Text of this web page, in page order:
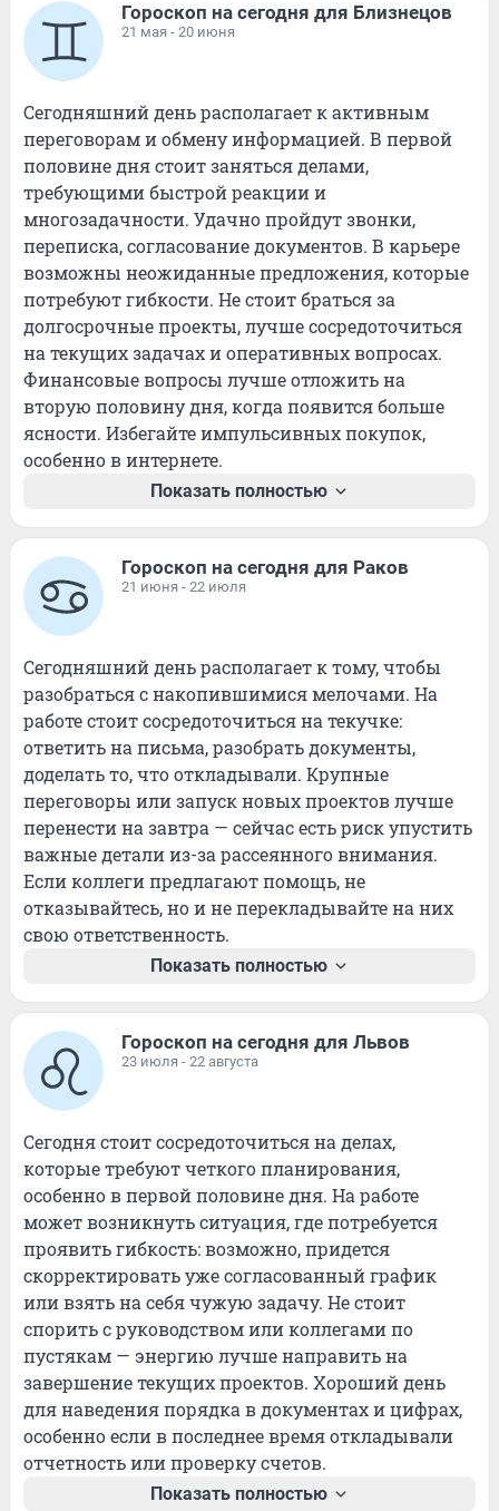
Гороскоп на сегодня для Близнецов
21 мая - 20 июня
Сегодняшний день располагает к активным
переговорам и обмену информацией. В первой
половине дня стоит заняться делами,
требующими быстрой реакции и
многозадачности. Удачно пройдут звонки,
переписка, согласование документов. В карьере
возможны неожиданные предложения, которые
потребуют гибкости. Не стоит браться за
долгосрочные проекты, лучше сосредоточиться
на текущих задачах и оперативных вопросах.
Финансовые вопросы лучше отложить на
вторую половину дня, когда появится больше
ясности. Избегайте импульсивных покупок,
особенно в интернете.
Показать полностью
Гороскоп на сегодня для Раков
21 июня - 22 июля
Сегодняшний день располагает к тому, чтобы
разобраться с накопившимися мелочами. На
работе стоит сосредоточиться на текучке:
ответить на письма, разобрать документы,
доделать то, что откладывали. Крупные
переговоры или запуск новых проектов лучше
перенести на завтра — сейчас есть риск упустить
важные детали из-за рассеянного внимания.
Если коллеги предлагают помощь, не
отказывайтесь, но и не перекладывайте на них
свою ответственность.
Показать полностью
Гороскоп на сегодня для Львов
23 июля - 22 августа
Сегодня стоит сосредоточиться на делах,
которые требуют четкого планирования,
особенно в первой половине дня. На работе
может возникнуть ситуация, где потребуется
проявить гибкость: возможно, придется
скорректировать уже согласованный график
или взять на себя чужую задачу. Не стоит
спорить с руководством или коллегами по
пустякам — энергию лучше направить на
завершение текущих проектов. Хороший день
для наведения порядка в документах и цифрах,
особенно если в последнее время откладывали
отчетность или проверку счетов.
Показать полностью